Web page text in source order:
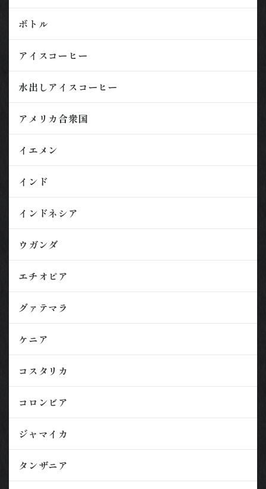
ボトル
アイスコーヒー
水出しアイスコーヒー
アメリカ合衆国
イエメン
インド
インドネシア
ウガンダ
エチオピア
グァテマラ
ケニア
コスタリカ
コロンビア
ジャマイカ
タンザニア